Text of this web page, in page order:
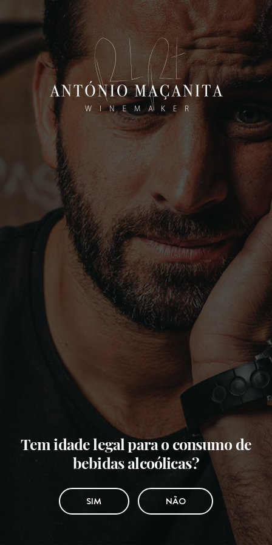
Tem idade legal para o consumo de
bebidas alcoólicas?
SIM NÃO